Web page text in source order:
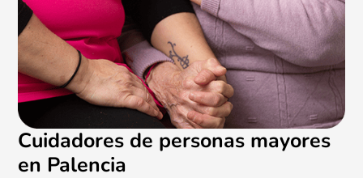
Cuidadores de personas mayores
en Palencia